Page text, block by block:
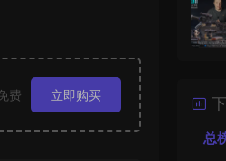
费 立即购买
总